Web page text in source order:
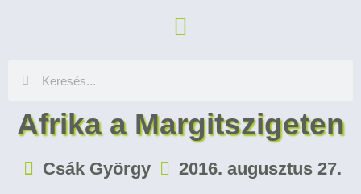
Afrika a Margitszigeten
Csák György 2016. augusztus 27.